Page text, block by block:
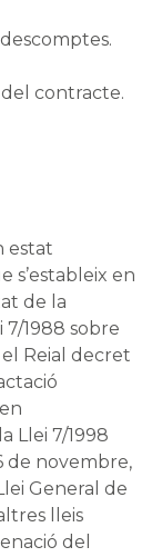
del contracte.
estat
s’estableix en
de la
1988 sobre
Reial decret
Llei 7/1998
de novembre,
General de
lleis
del